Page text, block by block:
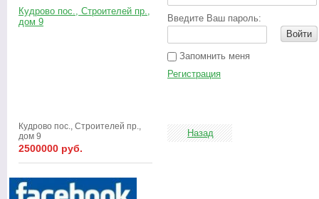
Кудрово пос., Строителей пр.,
дом 9
Кудрово пос., Строителей пр.,
дом 9
2500000 руб.
Введите Ваш пароль:
Войти
Запомнить меня
Регистрация
Назад